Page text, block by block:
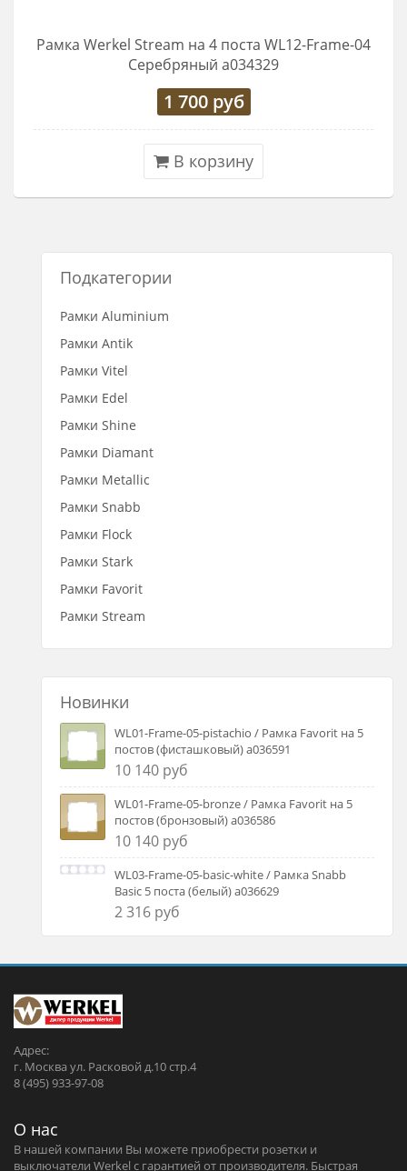
Рамка Werkel Stream на 4 поста WL12-Frame-04
Серебряный a034329
1 700руб
В корзину
Подкатегории
Рамки Aluminium
Рамки Antik
Рамки Vitel
Рамки Edel
Рамки Shine
Рамки Diamant
Рамки Metallic
Рамки Snabb
Рамки Flock
Рамки Stark
Рамки Favorit
Рамки Stream
Новинки
WL01-Frame-05-pistachio / Рамка Favorit на 5
постов (фисташковый) a036591
10 140 руб
WL01-Frame-05-bronze / Рамка Favorit на 5
постов (бронзовый) a036586
10 140 руб
WL03-Frame-05-basic-white / Рамка Snabb
Basic 5 поста (белый) a036629
2 316 руб
Адрес:
г. Москва ул. Расковой д.10 стр.4
8 (495) 933-97-08
О нас
В нашей компании Вы можете приобрести розетки и
выключатели Werkel c гарантией от производителя. Быстрая